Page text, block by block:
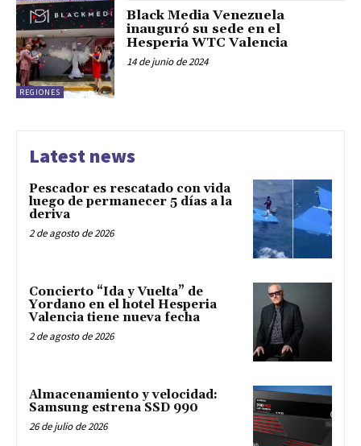
REGIONES
Black Media Venezuela
inauguró su sede en el
Hesperia WTC Valencia
14 de junio de 2024
Latest news
Pescador es rescatado con vida
luego de permanecer 5 días a la
deriva
2 de agosto de 2026
Concierto “Ida y Vuelta” de
Yordano en el hotel Hesperia
Valencia tiene nueva fecha
2 de agosto de 2026
Almacenamiento y velocidad:
Samsung estrena SSD 990
26 de julio de 2026